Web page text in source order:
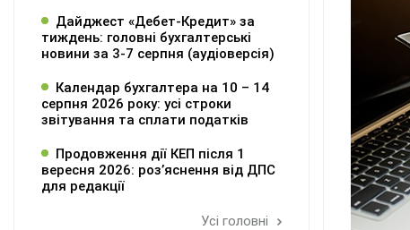
Дайджест «Дебет-Кредит» за
тиждень: головні бухгалтерські
новини за 3-7 серпня (аудіоверсія)
Календар бухгалтера на 10 – 14
серпня 2026 року: усі строки
звітування та сплати податків
Продовження дії КЕП після 1
вересня 2026: розʼяснення від ДПС
для редакції
Усі головні